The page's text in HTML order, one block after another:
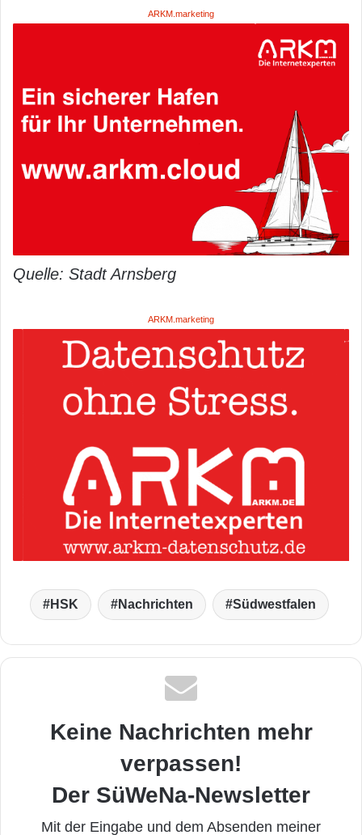
ARKM.marketing
Quelle: Stadt Arnsberg
ARKM.marketing
HSK Nachrichten Südwestfalen
Keine Nachrichten mehr
verpassen!
Der SüWeNa-Newsletter
Mit der Eingabe und dem Absenden meiner